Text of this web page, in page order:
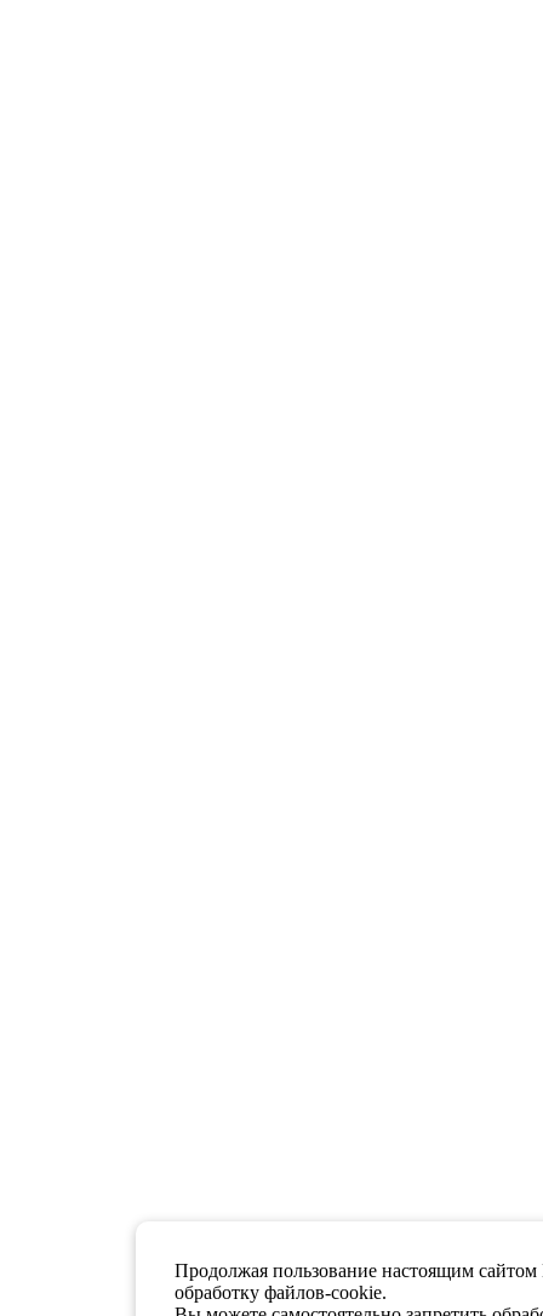
Продолжая пользование настоящим
обработку файлов-cookie.